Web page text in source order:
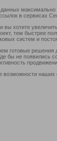
данных
в сервисах
вы хотите
тем быстрее
систем и
готовые решения
бы не появились
возможности наших